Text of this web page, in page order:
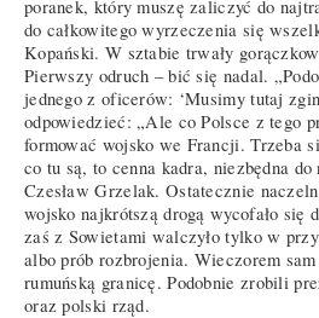
poranek, który muszę zaliczyć do
do całkowitego wyrzeczenia się
Kopański. W sztabie trwały
Pierwszy odruch – bić się nadal.
jednego z oficerów: ‘Musimy tutaj
odpowiedzieć: „Ale co Polsce z tego
formować wojsko we Francji. Trzeba
co tu są, to cenna kadra, niezbędna
Czesław Grzelak. Ostatecznie
wojsko najkrótszą drogą wycofało się
zaś z Sowietami walczyło tylko w
albo prób rozbrojenia. Wieczorem
rumuńską granicę. Podobnie zrobili
oraz polski rząd.